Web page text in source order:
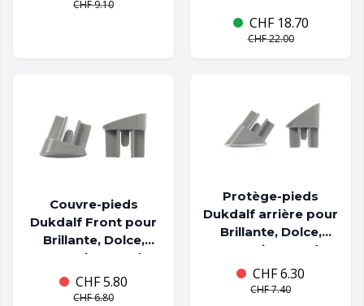
CHF9.10
CHF18.70
CHF22.00
Couvre-pieds
Dukdalf Front pour
Brillante, Dolce,
Dynamic, Grande
couleur grise
CHF5.80
CHF6.80
Protège-pieds
Dukdalf arrière pour
Brillante, Dolce,
Dynamic, Grande
CHF6.30
CHF7.40